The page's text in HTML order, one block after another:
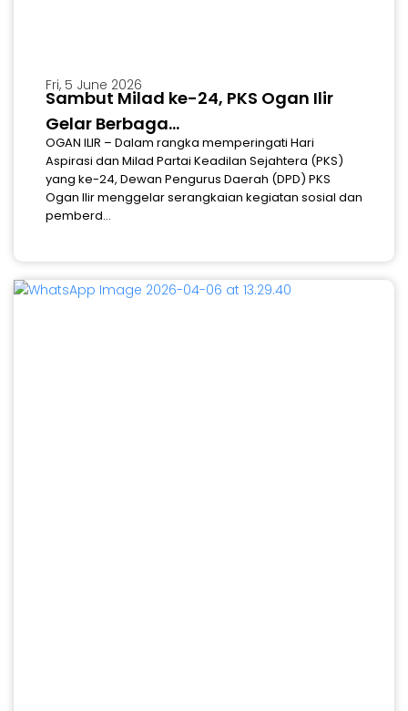
Fri, 5 June 2026
Sambut Milad ke-24, PKS Ogan Ilir
Gelar Berbaga...
OGAN ILIR – Dalam rangka memperingati Hari
Aspirasi dan Milad Partai Keadilan Sejahtera (PKS)
yang ke-24, Dewan Pengurus Daerah (DPD) PKS
Ogan Ilir menggelar serangkaian kegiatan sosial dan
pemberd...